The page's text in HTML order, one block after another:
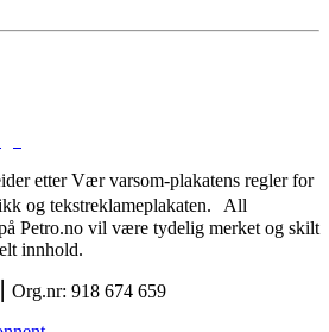
etter Vær varsom-plakatens regler for
og tekstreklameplakaten. All
Petro.no vil være tydelig merket og skilt
innhold.
Org.nr: 918 674 659